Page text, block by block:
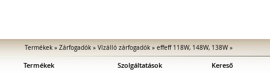
Kiegészítők zárfogadókhoz
MEDIATOR biztonsági zárak
Elektromágnesek
Termékek» Zárfogadók» Vízálló zárfogadók» effeff 118W, 148W, 138W»
Termékek
Szolgáltatások
Kereső